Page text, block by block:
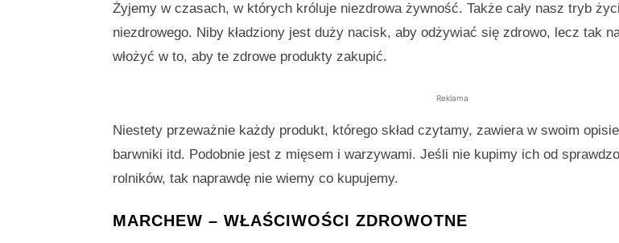
Żyjemy w czasach, w których króluje niezdrowa żywność. Także cały nasz tryb
niezdrowego. Niby kładziony jest duży nacisk, aby odżywiać się zdrowo, lecz tak
włożyć w to, aby te zdrowe produkty zakupić.
Reklama
Niestety przeważnie każdy produkt, którego skład czytamy, zawiera w swoim
barwniki itd. Podobnie jest z mięsem i warzywami. Jeśli nie kupimy ich od
rolników, tak naprawdę nie wiemy co kupujemy.
MARCHEW – WŁAŚCIWOŚCI ZDROWOTNE